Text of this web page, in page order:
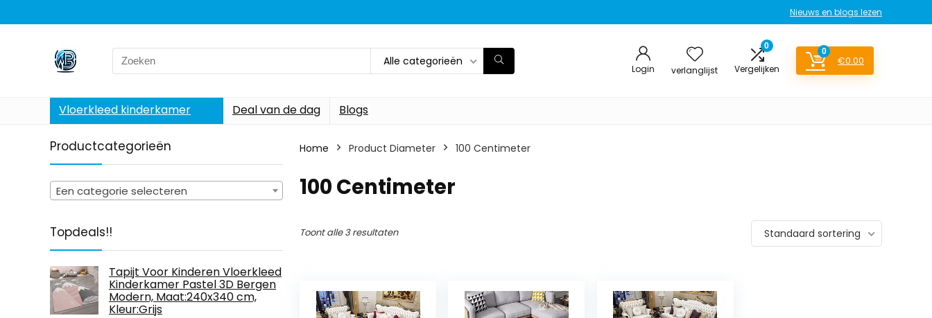
Nieuws en blogs lezen
Search
for:
Alle categorieën
Login verlanglijst
0
Vergelijken
0
€0.00
Vloerkleed kinderkamer Deal van de dag Blogs
Productcategorieën
Een categorie selecteren
Topdeals!!
Tapijt Voor Kinderen Vloerkleed
Kinderkamer Pastel 3D Bergen
Modern, Maat:240x340 cm,
Kleur:Grijs
Home Product Diameter ‎100 Centimeter
‎100 Centimeter
Toont alle 3 resultaten Standaard sortering